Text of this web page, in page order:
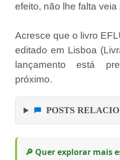
efeito, não lhe falta veia
Acresce que o livro
editado em Lisboa
lançamento está
próximo.
POSTS
🔎 Quer explorar mais